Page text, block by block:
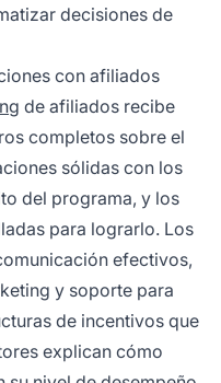
decisiones de
con afiliados
de afiliados recibe
completos sobre el
sólidas con los
del programa, y los
para lograrlo. Los
efectivos,
y soporte para
de incentivos que
explican cómo